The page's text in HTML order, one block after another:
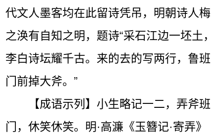
代文人墨客均在此留诗凭吊，明朝诗人梅
之涣有自知之明，题诗“采石江边一坯土，
李白诗坛耀千古。来的去的写两行，鲁班
门前掉大斧。”
【成语示列】小生略记一二，弄斧班
门，休笑休笑。明·高濂《玉簪记·寄弄》